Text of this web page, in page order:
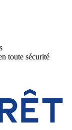
toute sécurité